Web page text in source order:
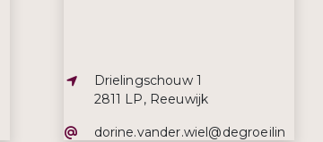
Adres:
Drielingschouw 1
2811 LP, Reeuwijk
E-mailadres:
dorine.vander.wiel@degroeilin